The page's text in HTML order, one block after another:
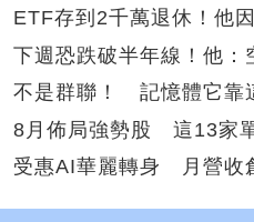
ETF存到2千萬退休！他
下週恐跌破半年線！他：
不是群聯！ 記憶體它靠
8月佈局強勢股 這13家
受惠AI華麗轉身 月營收